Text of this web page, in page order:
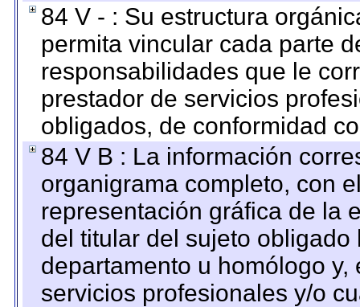
84 V - : Su estructura
permita vincular cada parte
responsabilidades que le
prestador de servicios
obligados, de conformidad
84 V B : La información
organigrama completo, con
representación gráfica de la
del titular del sujeto
departamento u homólogo
servicios profesionales y/o